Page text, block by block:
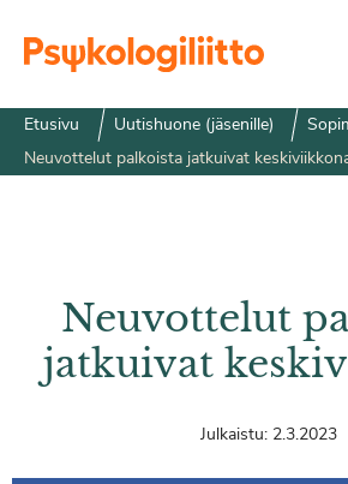
Etusivu Uutishuone (jäsenille)
Neuvottelut palkoista jatkuivat
Neuvottelut
jatkuivat
Julkaistu: 2.3.2023